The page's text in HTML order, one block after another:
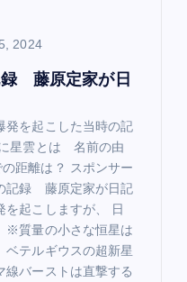
2024
藤原定家が日
発を起こした当時の記
星雲とは 名前の由
距離は？ スポンサー
記録 藤原定家が日記
を起こしますが、 日
※質量の小さな恒星は
ベテルギウスの超新星
バーストは直撃する